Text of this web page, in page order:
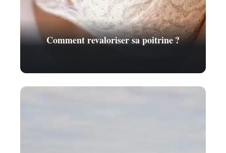
Comment revaloriser sa poitrine ?